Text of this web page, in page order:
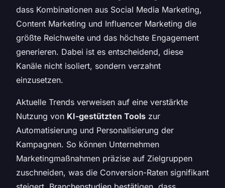
dass Kombinationen aus Social Media Marketing,
Content Marketing und Influencer Marketing die
größte Reichweite und das höchste Engagement
generieren. Dabei ist es entscheidend, diese
Kanäle nicht isoliert, sondern verzahnt
einzusetzen.
Aktuelle Trends verweisen auf eine verstärkte
Nutzung von KI-gestützten Tools zur
Automatisierung und Personalisierung der
Kampagnen. So können Unternehmen
Marketingmaßnahmen präzise auf Zielgruppen
zuschneiden, was die Conversion-Raten signifikant